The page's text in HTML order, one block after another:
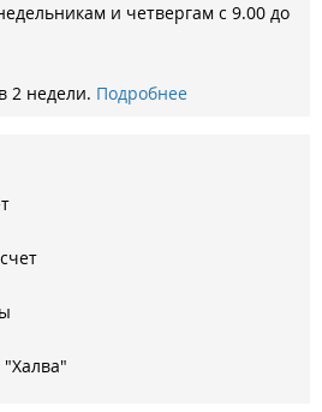
и четвергам с 9.00 до
2 недели. Подробнее
"Халва"